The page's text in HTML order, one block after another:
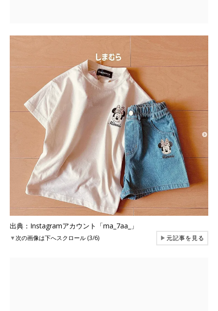
出典：Instagramアカウント「ma_7aa_」
▼次の画像は下へスクロール (3/6) ▶元記事を見る